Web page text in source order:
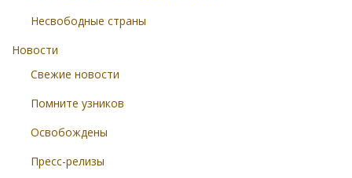
Несвободные страны
Новости
Свежие новости
Помните узников
Освобождены
Пресс-релизы